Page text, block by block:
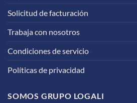
Solicitud de facturación
Trabaja con nosotros
Condiciones de servicio
Políticas de privacidad
SOMOS GRUPO LOGALI